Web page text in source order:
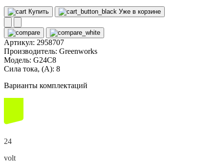
Купить Уже в корзине
Артикул: 2958707
Производитель: Greenworks
Модель: G24C8
Сила тока, (А): 8
Варианты комплектаций
24
volt